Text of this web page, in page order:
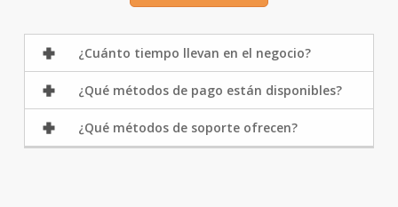
¿Cuánto tiempo llevan en el negocio?
¿Qué métodos de pago están disponibles?
¿Qué métodos de soporte ofrecen?